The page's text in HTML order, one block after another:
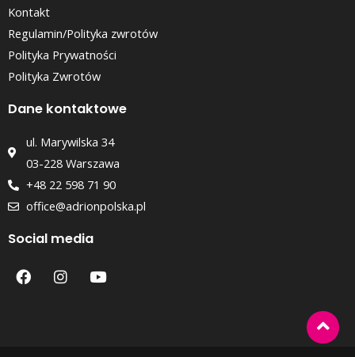
Kontakt
Regulamin/Polityka zwrotów
Polityka Prywatności
Polityka Zwrotów
Dane kontaktowe
ul. Marywilska 34
03-228 Warszawa
+48 22 598 71 90
office@adrionpolska.pl
Social media